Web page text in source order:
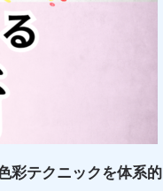
彩テクニックを体系的